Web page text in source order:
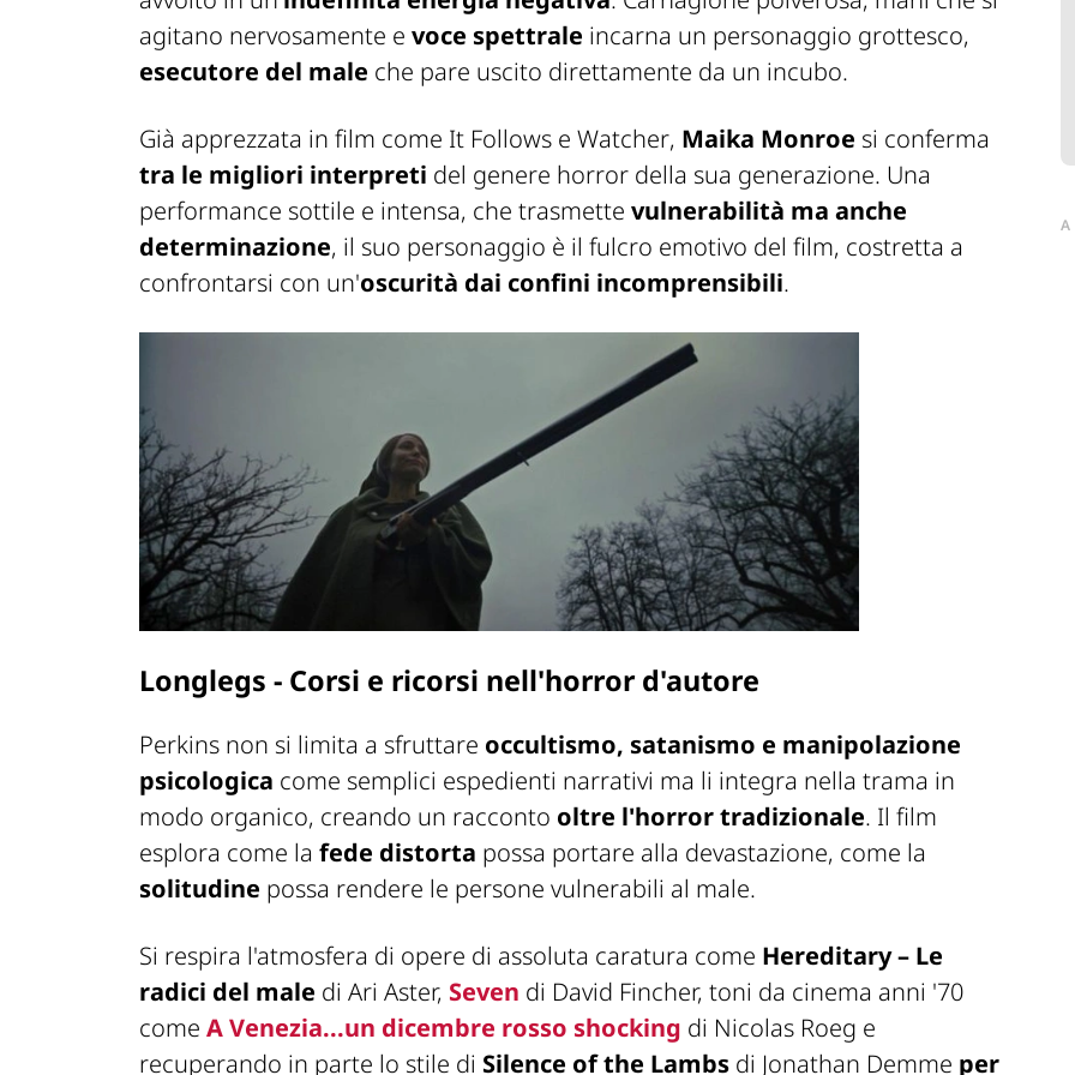
agitano nervosamente e voce spettrale incarna un personaggio grottesco,
esecutore del male che pare uscito direttamente da un incubo.
Già apprezzata in film come It Follows e Watcher, Maika Monroe si conferma
tra le migliori interpreti del genere horror della sua generazione. Una
performance sottile e intensa, che trasmette vulnerabilità ma anche
determinazione, il suo personaggio è il fulcro emotivo del film, costretta a
confrontarsi con un'oscurità dai confini incomprensibili.
Longlegs - Corsi e ricorsi nell'horror d'autore
Perkins non si limita a sfruttare occultismo, satanismo e manipolazione
psicologica come semplici espedienti narrativi ma li integra nella trama in
modo organico, creando un racconto oltre l'horror tradizionale. Il film
esplora come la fede distorta possa portare alla devastazione, come la
solitudine possa rendere le persone vulnerabili al male.
Si respira l'atmosfera di opere di assoluta caratura come Hereditary – Le
radici del male di Ari Aster, Seven di David Fincher, toni da cinema anni '70
come A Venezia...un dicembre rosso shocking di Nicolas Roeg e
recuperando in parte lo stile di Silence of the Lambs di Jonathan Demme per